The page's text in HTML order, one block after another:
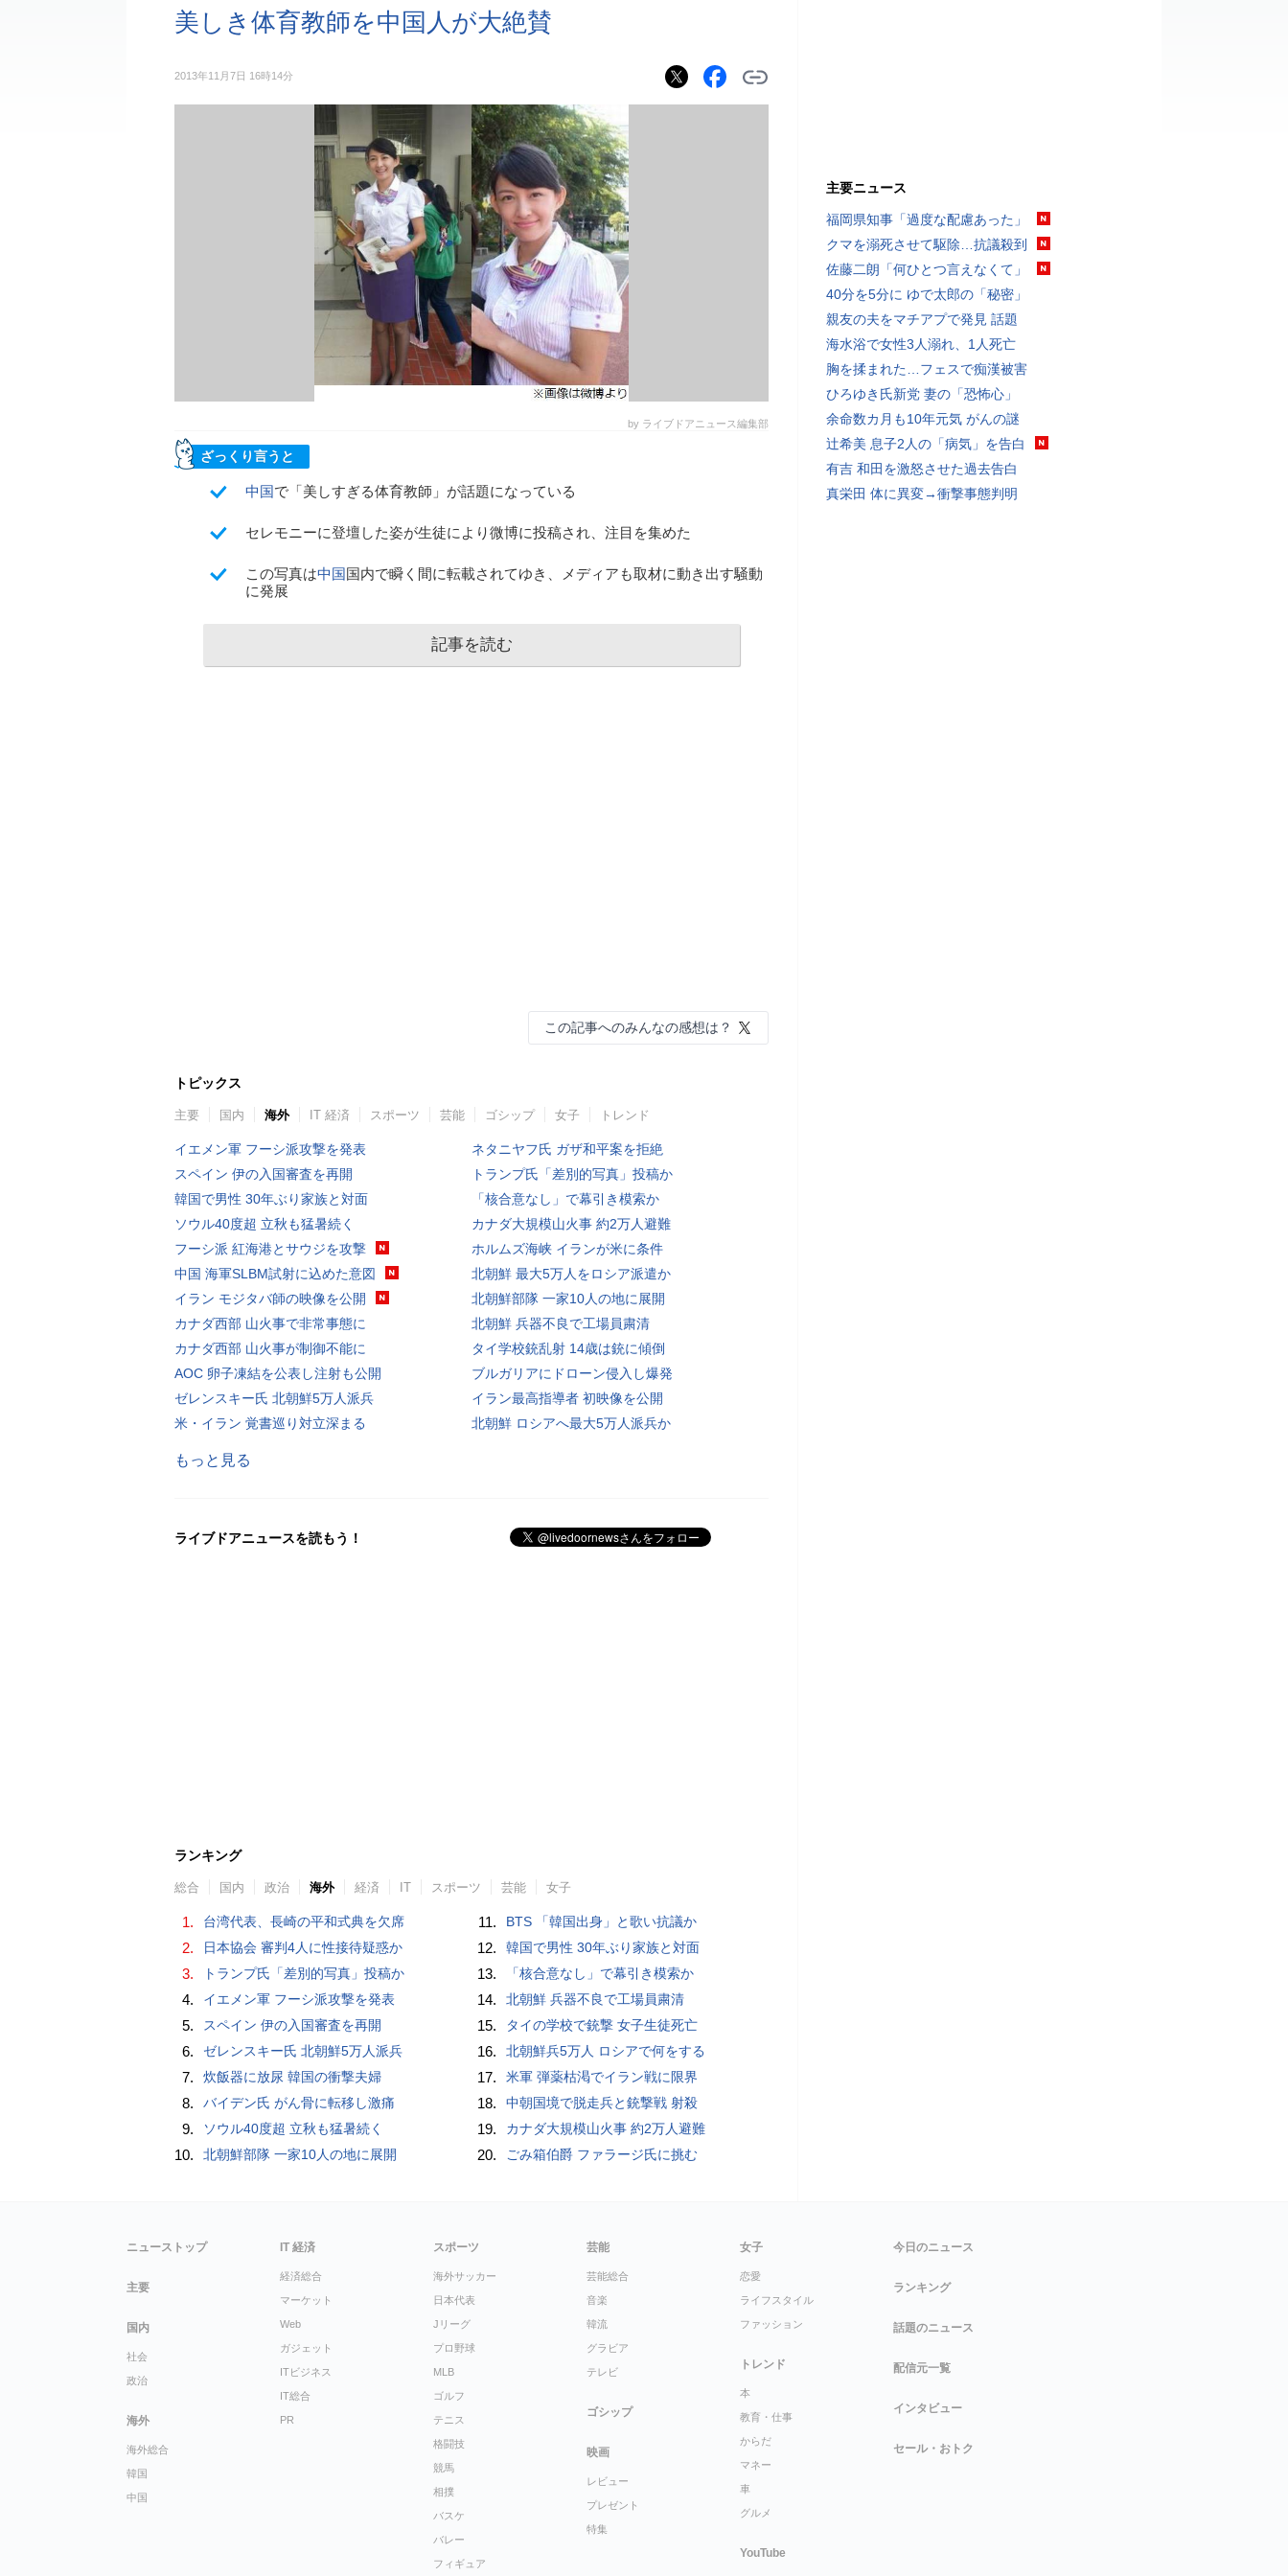
美しき体育教師を中国人が大絶賛
2013年11月7日 16時14分
by ライブドアニュース編集部
ざっくり言うと
中国で「美しすぎる体育教師」が話題になっている
セレモニーに登壇した姿が生徒により微博に投稿され、注目を集めた
この写真は中国国内で瞬く間に転載されてゆき、メディアも取材に動き出す騒動
に発展
記事を読む
この記事へのみんなの感想は？
トピックス
主要 国内 海外 IT 経済 スポーツ 芸能 ゴシップ 女子 トレンド
イエメン軍 フーシ派攻撃を発表
スペイン 伊の入国審査を再開
韓国で男性 30年ぶり家族と対面
ソウル40度超 立秋も猛暑続く
フーシ派 紅海港とサウジを攻撃
中国 海軍SLBM試射に込めた意図
イラン モジタバ師の映像を公開
カナダ西部 山火事で非常事態に
カナダ西部 山火事が制御不能に
AOC 卵子凍結を公表し注射も公開
ゼレンスキー氏 北朝鮮5万人派兵
米・イラン 覚書巡り対立深まる
ネタニヤフ氏 ガザ和平案を拒絶
トランプ氏「差別的写真」投稿か
「核合意なし」で幕引き模索か
カナダ大規模山火事 約2万人避難
ホルムズ海峡 イランが米に条件
北朝鮮 最大5万人をロシア派遣か
北朝鮮部隊 一家10人の地に展開
北朝鮮 兵器不良で工場員粛清
タイ学校銃乱射 14歳は銃に傾倒
ブルガリアにドローン侵入し爆発
イラン最高指導者 初映像を公開
北朝鮮 ロシアへ最大5万人派兵か
もっと見る
ライブドアニュースを読もう！
ランキング
総合 国内 政治 海外 経済 IT スポーツ 芸能 女子
1. 台湾代表、長崎の平和式典を欠席
2. 日本協会 審判4人に性接待疑惑か
3. トランプ氏「差別的写真」投稿か
4. イエメン軍 フーシ派攻撃を発表
5. スペイン 伊の入国審査を再開
6. ゼレンスキー氏 北朝鮮5万人派兵
7. 炊飯器に放尿 韓国の衝撃夫婦
8. バイデン氏 がん骨に転移し激痛
9. ソウル40度超 立秋も猛暑続く
10. 北朝鮮部隊 一家10人の地に展開
11. BTS 「韓国出身」と歌い抗議か
12. 韓国で男性 30年ぶり家族と対面
13. 「核合意なし」で幕引き模索か
14. 北朝鮮 兵器不良で工場員粛清
15. タイの学校で銃撃 女子生徒死亡
16. 北朝鮮兵5万人 ロシアで何をする
17. 米軍 弾薬枯渇でイラン戦に限界
18. 中朝国境で脱走兵と銃撃戦 射殺
19. カナダ大規模山火事 約2万人避難
20. ごみ箱伯爵 ファラージ氏に挑む
主要ニュース
福岡県知事「過度な配慮あった」
クマを溺死させて駆除…抗議殺到
佐藤二朗「何ひとつ言えなくて」
40分を5分に ゆで太郎の「秘密」
親友の夫をマチアプで発見 話題
海水浴で女性3人溺れ、1人死亡
胸を揉まれた…フェスで痴漢被害
ひろゆき氏新党 妻の「恐怖心」
余命数カ月も10年元気 がんの謎
辻希美 息子2人の「病気」を告白
有吉 和田を激怒させた過去告白
真栄田 体に異変→衝撃事態判明
ニューストップ
主要
国内
社会
政治
海外
海外総合
韓国
中国
IT 経済
経済総合
マーケット
Web
ガジェット
ITビジネス
IT総合
PR
スポーツ
海外サッカー
日本代表
Jリーグ
プロ野球
MLB
ゴルフ
テニス
格闘技
競馬
相撲
バスケ
バレー
フィギュア
芸能
芸能総合
音楽
韓流
グラビア
テレビ
ゴシップ
映画
レビュー
プレゼント
特集
女子
恋愛
ライフスタイル
ファッション
トレンド
本
教育・仕事
からだ
マネー
車
グルメ
YouTube
今日のニュース
ランキング
話題のニュース
配信元一覧
インタビュー
セール・おトク